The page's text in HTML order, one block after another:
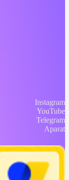
Instagram
YouTube
Telegram
Aparat